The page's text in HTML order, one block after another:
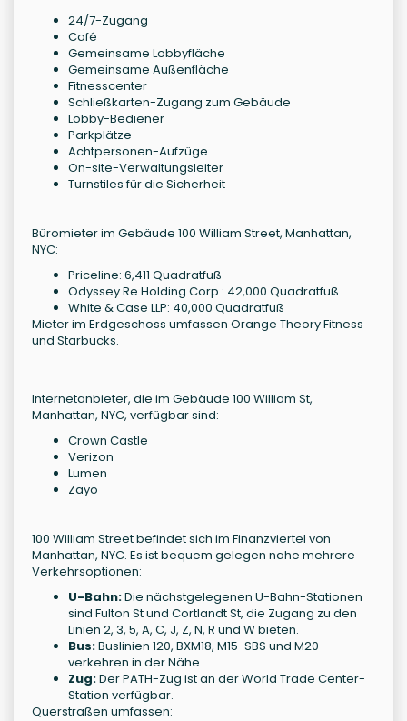
24/7-Zugang
Café
Gemeinsame Lobbyfläche
Gemeinsame Außenfläche
Fitnesscenter
Schließkarten-Zugang zum Gebäude
Lobby-Bediener
Parkplätze
Achtpersonen-Aufzüge
On-site-Verwaltungsleiter
Turnstiles für die Sicherheit
Büromieter im Gebäude 100 William Street, Manhattan,
NYC:
Priceline: 6,411 Quadratfuß
Odyssey Re Holding Corp.: 42,000 Quadratfuß
White & Case LLP: 40,000 Quadratfuß
Mieter im Erdgeschoss umfassen Orange Theory Fitness
und Starbucks.
Internetanbieter, die im Gebäude 100 William St,
Manhattan, NYC, verfügbar sind:
Crown Castle
Verizon
Lumen
Zayo
100 William Street befindet sich im Finanzviertel von
Manhattan, NYC. Es ist bequem gelegen nahe mehrere
Verkehrsoptionen:
U-Bahn:Die nächstgelegenen U-Bahn-Stationen
sind Fulton St und Cortlandt St, die Zugang zu den
Linien 2, 3, 5, A, C, J, Z, N, R und W bieten.
Bus:Buslinien 120, BXM18, M15-SBS und M20
verkehren in der Nähe.
Zug:Der PATH-Zug ist an der World Trade Center-
Station verfügbar.
Querstraßen umfassen: